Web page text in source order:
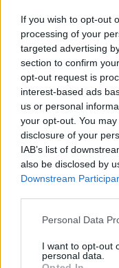
If you wish to opt-out
processing of your
targeted advertising
section to confirm
opt-out request is
interest-based ads
us or personal
your opt-out. You
disclosure of your
IAB’s list of
also be disclosed by
Downstream
Please note that this
not limited to your
grant or deny
Personal Data
I want to opt-out
personal data.
Μεγάλη φωτιά
στάχτη - Νεκρός
Πύρινη κόλαση καθώς η
έχει φτάσει στις
Μηχανισμός
23.07.2025 21:48